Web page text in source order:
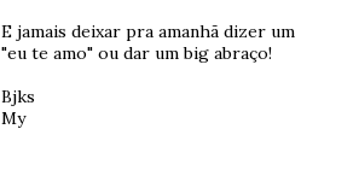
E jamais deixar pra amanhã dizer um
"eu te amo" ou dar um big abraço!
Bjks
My